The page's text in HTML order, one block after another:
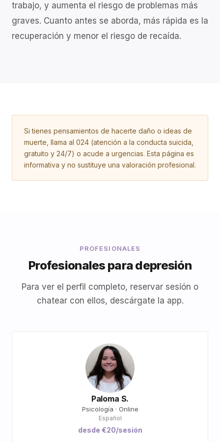
trabajo, y aumenta el riesgo de problemas más
graves. Cuanto antes se aborda, más rápida es la
recuperación y menor el riesgo de recaída.
Si tienes pensamientos de hacerte daño o ideas de
muerte, llama al 024 (atención a la conducta suicida,
gratuito y 24/7) o acude a urgencias. Esta página es
informativa y no sustituye una valoración profesional.
PROFESIONALES
Profesionales para depresión
Para ver el perfil completo, reservar sesión o
chatear con ellos, descárgate la app.
Paloma S.
Psicología · Online
Español
desde €20/sesión